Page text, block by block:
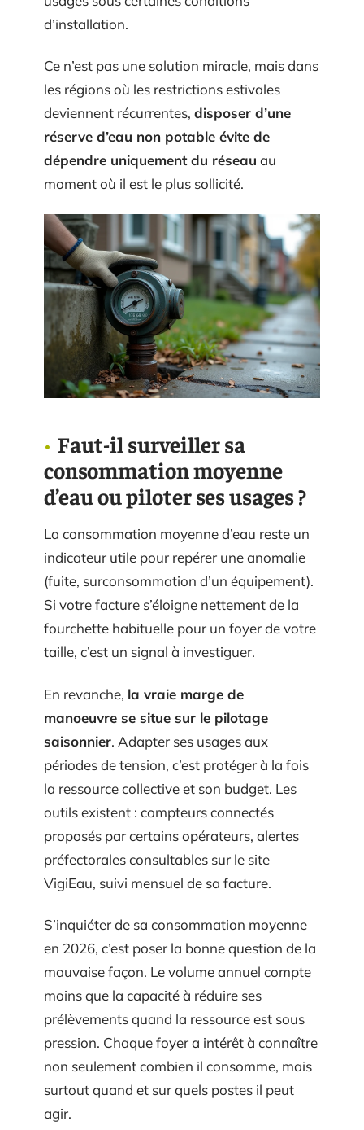
d’installation.
Ce n’est pas une solution miracle, mais dans
les régions où les restrictions estivales
deviennent récurrentes, disposer d’une
réserve d’eau non potable évite de
dépendre uniquement du réseau au
moment où il est le plus sollicité.
Faut-il surveiller sa
consommation moyenne
d’eau ou piloter ses usages ?
La consommation moyenne d’eau reste un
indicateur utile pour repérer une anomalie
(fuite, surconsommation d’un équipement).
Si votre facture s’éloigne nettement de la
fourchette habituelle pour un foyer de votre
taille, c’est un signal à investiguer.
En revanche, la vraie marge de
manoeuvre se situe sur le pilotage
saisonnier. Adapter ses usages aux
périodes de tension, c’est protéger à la fois
la ressource collective et son budget. Les
outils existent : compteurs connectés
proposés par certains opérateurs, alertes
préfectorales consultables sur le site
VigiEau, suivi mensuel de sa facture.
S’inquiéter de sa consommation moyenne
en 2026, c’est poser la bonne question de la
mauvaise façon. Le volume annuel compte
moins que la capacité à réduire ses
prélèvements quand la ressource est sous
pression. Chaque foyer a intérêt à connaître
non seulement combien il consomme, mais
surtout quand et sur quels postes il peut
agir.